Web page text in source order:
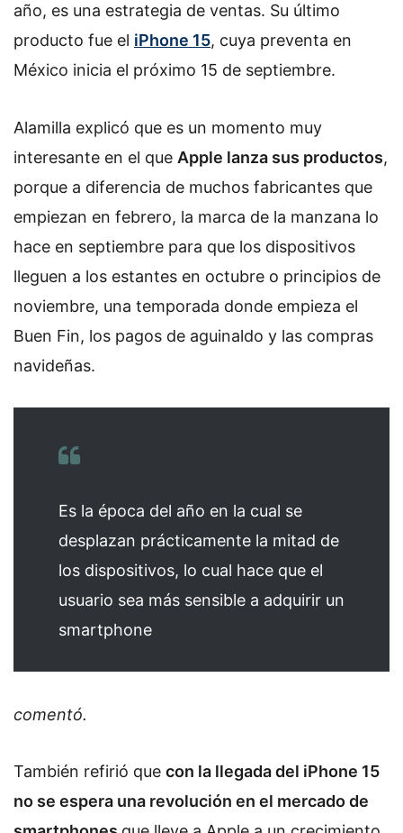
año, es una estrategia de ventas. Su último
producto fue el iPhone 15, cuya preventa en
México inicia el próximo 15 de septiembre.
Alamilla explicó que es un momento muy
interesante en el que Apple lanza sus productos,
porque a diferencia de muchos fabricantes que
empiezan en febrero, la marca de la manzana lo
hace en septiembre para que los dispositivos
lleguen a los estantes en octubre o principios de
noviembre, una temporada donde empieza el
Buen Fin, los pagos de aguinaldo y las compras
navideñas.
Es la época del año en la cual se
desplazan prácticamente la mitad de
los dispositivos, lo cual hace que el
usuario sea más sensible a adquirir un
smartphone
comentó.
También refirió que con la llegada del iPhone 15
no se espera una revolución en el mercado de